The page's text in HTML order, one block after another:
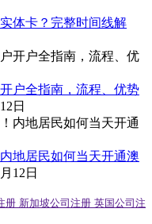
体卡？完整时间线解
户全指南，流程、优势
日
地居民如何当天开通澳
12日
册 新加坡公司注册 英国公司注